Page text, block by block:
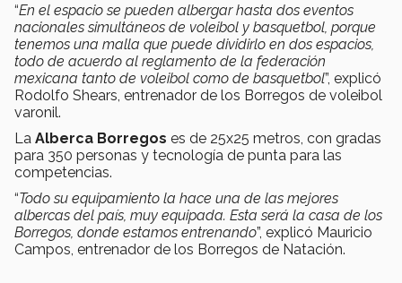
“En el espacio se pueden albergar hasta dos eventos
nacionales simultáneos de voleibol y basquetbol, porque
tenemos una malla que puede dividirlo en dos espacios,
todo de acuerdo al reglamento de la federación
mexicana tanto de voleibol como de basquetbol”, explicó
Rodolfo Shears, entrenador de los Borregos de voleibol
varonil.
La Alberca Borregos es de 25x25 metros, con gradas
para 350 personas y tecnología de punta para las
competencias.
“Todo su equipamiento la hace una de las mejores
albercas del país, muy equipada. Esta será la casa de los
Borregos, donde estamos entrenando”, explicó Mauricio
Campos, entrenador de los Borregos de Natación.